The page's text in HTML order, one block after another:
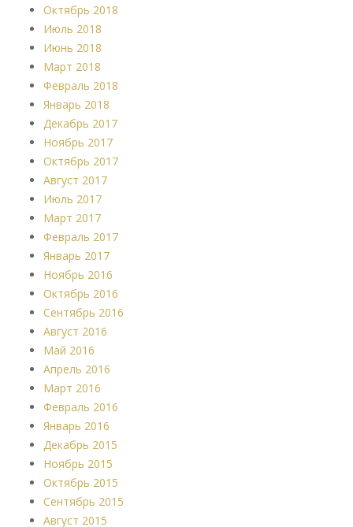
Октябрь 2018
Июль 2018
Июнь 2018
Март 2018
Февраль 2018
Январь 2018
Декабрь 2017
Ноябрь 2017
Октябрь 2017
Август 2017
Июль 2017
Март 2017
Февраль 2017
Январь 2017
Ноябрь 2016
Октябрь 2016
Сентябрь 2016
Август 2016
Май 2016
Апрель 2016
Март 2016
Февраль 2016
Январь 2016
Декабрь 2015
Ноябрь 2015
Октябрь 2015
Сентябрь 2015
Август 2015